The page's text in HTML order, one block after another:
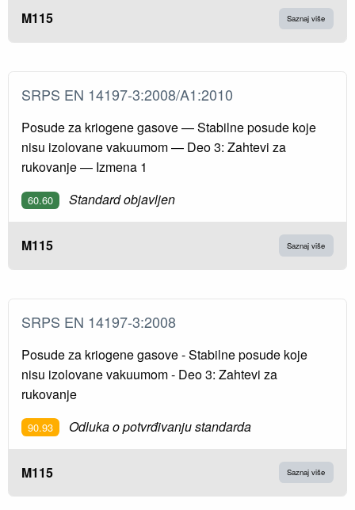
M115 Saznaj više
SRPS EN 14197-3:2008/A1:2010
Posude za kriogene gasove — Stabilne posude koje
nisu izolovane vakuumom — Deo 3: Zahtevi za
rukovanje — Izmena 1
60.60 Standard objavljen
M115 Saznaj više
SRPS EN 14197-3:2008
Posude za kriogene gasove - Stabilne posude koje
nisu izolovane vakuumom - Deo 3: Zahtevi za
rukovanje
90.93 Odluka o potvrđivanju standarda
M115 Saznaj više